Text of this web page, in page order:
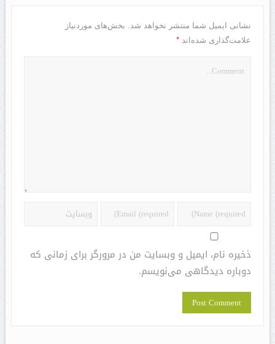
نشانی ایمیل شما منتشر نخواهد شد.
بخش‌های موردنیاز
علامت‌گذاری شده‌اند *
ذخیره نام، ایمیل و وبسایت من در مرورگر برای زمانی که
دوباره دیدگاهی می‌نویسم.